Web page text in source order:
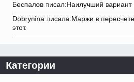
Беспалов писал:Наилучший вариант
Dobrynina писала:Маржи в
этот.
Категории